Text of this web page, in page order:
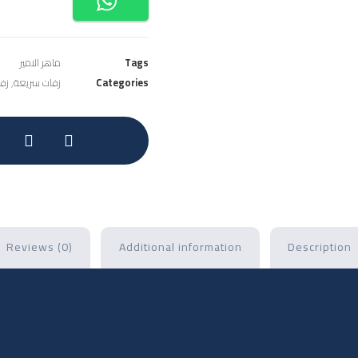
Tags
ماهر الامير
Categories
زفات سريعة,
Description
Additional information
Reviews (0)